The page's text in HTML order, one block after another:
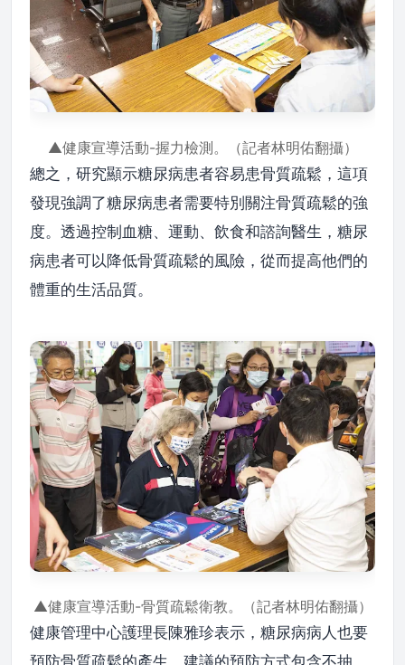
▲健康宣導活動-握力檢測。（記者林明佑翻攝）
總之，研究顯示糖尿病患者容易患骨質疏鬆，這項
發現強調了糖尿病患者需要特別關注骨質疏鬆的強
度。透過控制血糖、運動、飲食和諮詢醫生，糖尿
病患者可以降低骨質疏鬆的風險，從而提高他們的
體重的生活品質。
▲健康宣導活動-骨質疏鬆衛教。（記者林明佑翻攝）
健康管理中心護理長陳雅珍表示，糖尿病病人也要